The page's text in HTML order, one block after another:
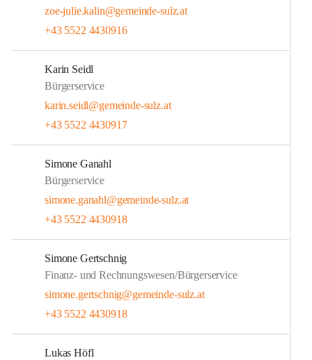
zoe-julie.kalin@gemeinde-sulz.at
+43 5522 4430916
Karin Seidl
Bürgerservice
karin.seidl@gemeinde-sulz.at
+43 5522 4430917
Simone Ganahl
Bürgerservice
simone.ganahl@gemeinde-sulz.at
+43 5522 4430918
Simone Gertschnig
Finanz- und Rechnungswesen/Bürgerservice
simone.gertschnig@gemeinde-sulz.at
+43 5522 4430918
Lukas Höfl